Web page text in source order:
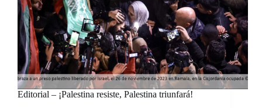
Editorial – ¡Palestina resiste, Palestina triunfará!